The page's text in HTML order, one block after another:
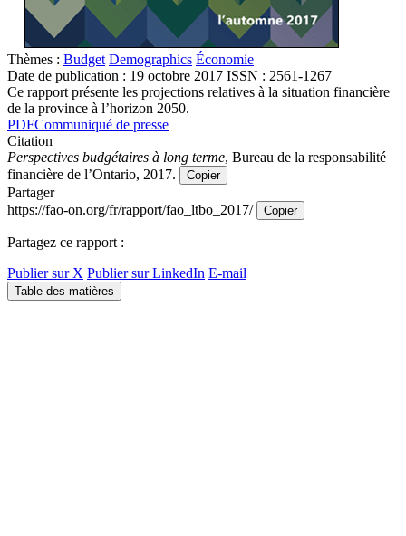
Thèmes : Budget Demographics Économie
Date de publication : 19 octobre 2017 ISSN : 2561-1267
Ce rapport présente les projections relatives à la situation financière
de la province à l’horizon 2050.
PDFCommuniqué de presse
Citation
Perspectives budgétaires à long terme, Bureau de la responsabilité
financière de l’Ontario, 2017.
Copier
Partager
https://fao-on.org/fr/rapport/fao_ltbo_2017/
Copier
Partagez ce rapport :
Publier sur X Publier sur LinkedIn E-mail
Table des matières